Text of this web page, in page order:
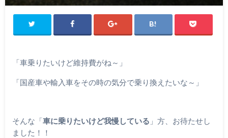
「車乗りたいけど維持費がね～」
「国産車や輸入車をその時の気分で乗り換えたいな～」
そんな「車に乗りたいけど我慢している 」方、お待たせし
ました！！